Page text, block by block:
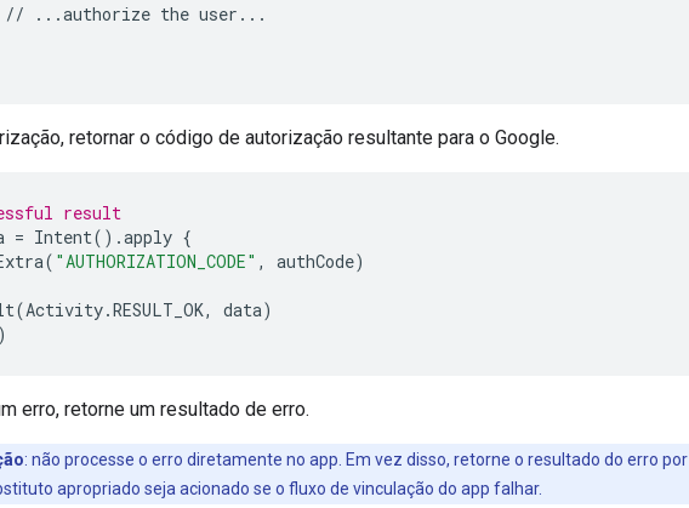
// ...authorize the user ...
retornar o código de autorização resultante para o Google.
result
= Intent().apply {
( "AUTHORIZATION_CODE" , authCode)
(Activity.RESULT_OK, data)
erro, retorne um resultado de erro.
: não processe o erro diretamente no app. Em vez disso, retorne o resultado do erro por
apropriado seja acionado se o fluxo de vinculação do app falhar.